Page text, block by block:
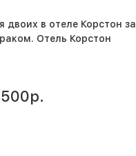
двоих в отеле Корстон за
Отель Корстон